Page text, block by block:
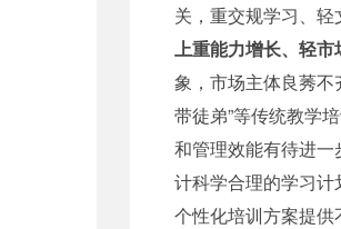
关，重交规学习、
上重能力增长、轻市
象，市场主体良莠不
带徒弟”等传统教学
和管理效能有待进一
计科学合理的学习计
个性化培训方案提